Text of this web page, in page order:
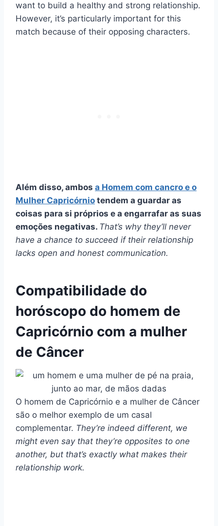
want to build a healthy and strong relationship.
However, it’s particularly important for this
match because of their opposing characters.
Além disso, ambos a Homem com cancro e o
Mulher Capricórnio tendem a guardar as
coisas para si próprios e a engarrafar as suas
emoções negativas. That’s why they’ll never
have a chance to succeed if their relationship
lacks open and honest communication.
Compatibilidade do
horóscopo do homem de
Capricórnio com a mulher
de Câncer
O homem de Capricórnio e a mulher de Câncer
são o melhor exemplo de um casal
complementar. They’re indeed different, we
might even say that they’re opposites to one
another, but that’s exactly what makes their
relationship work.